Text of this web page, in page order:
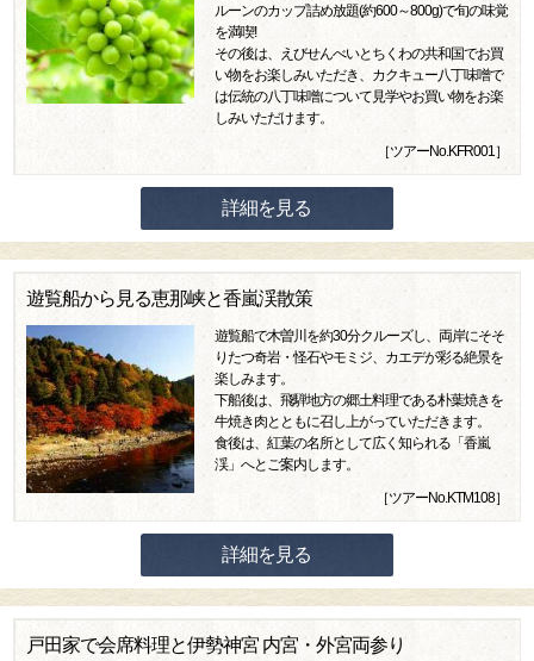
ルーンのカップ詰め放題(約600～800g)で旬の味覚
を満喫!
その後は、えびせんべいとちくわの共和国でお買
い物をお楽しみいただき、カクキュー八丁味噌で
は伝統の八丁味噌について見学やお買い物をお楽
しみいただけます。
［ツアーNo.KFR001］
詳細を見る
遊覧船から見る恵那峡と香嵐渓散策
遊覧船で木曽川を約30分クルーズし、両岸にそそ
りたつ奇岩・怪石やモミジ、カエデが彩る絶景を
楽しみます。
下船後は、飛騨地方の郷土料理である朴葉焼きを
牛焼き肉とともに召し上がっていただきます。
食後は、紅葉の名所として広く知られる「香嵐
渓」へとご案内します。
［ツアーNo.KTM108］
詳細を見る
戸田家で会席料理と伊勢神宮 内宮・外宮両参り